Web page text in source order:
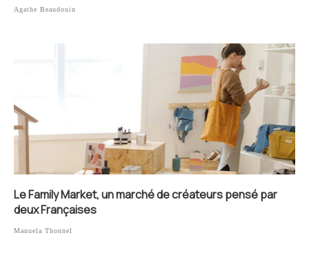
Agathe Beaudouin
Le Family Market, un marché de créateurs pensé par
deux Françaises
Manuela Thonnel